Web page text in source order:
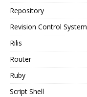
Repository
Revision Control System
Rilis
Router
Ruby
Script Shell